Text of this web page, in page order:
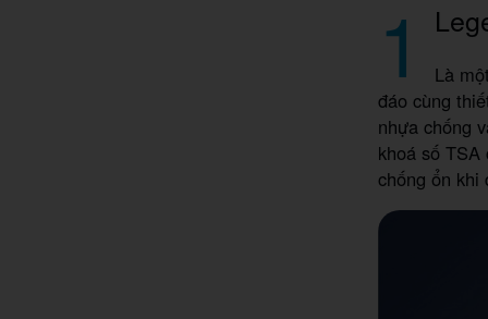
1
Là
đáo cùng
nhựa chống
khoá số
chống ổn khi